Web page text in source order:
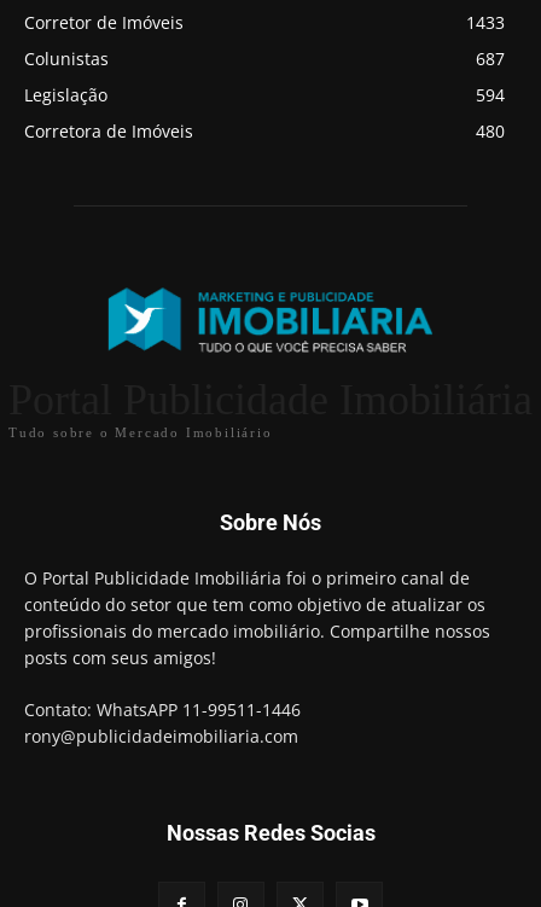
Corretor de Imóveis
1433
Colunistas
687
Legislação
594
Corretora de Imóveis
480
Tudo sobre o Mercado Imobiliário
Sobre Nós
O Portal Publicidade Imobiliária foi o primeiro canal de
conteúdo do setor que tem como objetivo de atualizar os
profissionais do mercado imobiliário. Compartilhe nossos
posts com seus amigos!
Contato: WhatsAPP 11-99511-1446
rony@publicidadeimobiliaria.com
Nossas Redes Socias